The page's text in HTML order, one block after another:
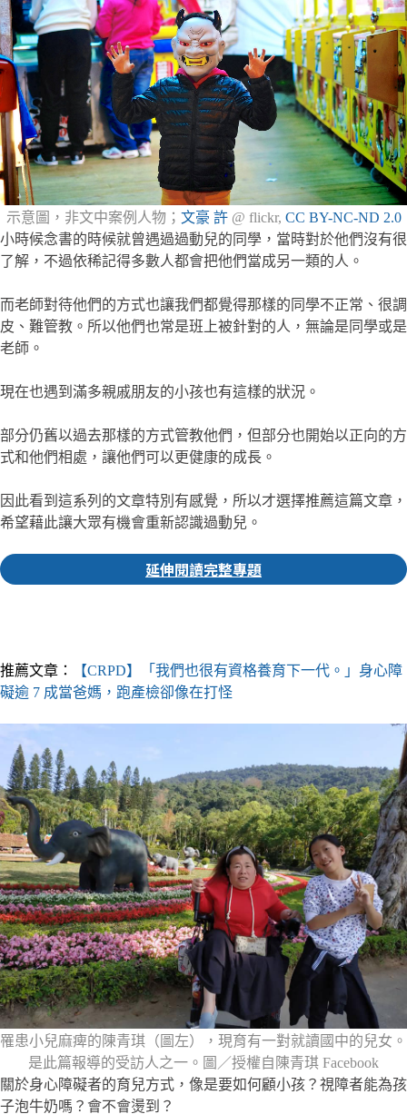
示意圖，非文中案例人物； 文豪 許@ flickr, CC BY-NC-ND 2.0
小時候念書的時候就曾遇過過動兒的同學，當時對於他們沒有很
了解，不過依稀記得多數人都會把他們當成另一類的人。
而老師對待他們的方式也讓我們都覺得那樣的同學不正常、很調
皮、難管教。所以他們也常是班上被針對的人，無論是同學或是
老師。
現在也遇到滿多親戚朋友的小孩也有這樣的狀況。
部分仍舊以過去那樣的方式管教他們，但部分也開始以正向的方
式和他們相處，讓他們可以更健康的成長。
因此看到這系列的文章特別有感覺，所以才選擇推薦這篇文章，
希望藉此讓大眾有機會重新認識過動兒。
延伸閱讀完整專題
推薦文章：
【CRPD】「我們也很有資格養育下一代。」身心障
礙逾 7 成當爸媽，跑產檢卻像在打怪
罹患小兒麻痺的陳青琪（圖左），現育有一對就讀國中的兒女。
是此篇報導的受訪人之一。圖／授權自陳青琪 Facebook
關於身心障礙者的育兒方式，像是要如何顧小孩？視障者能為孩
子泡牛奶嗎？會不會燙到？